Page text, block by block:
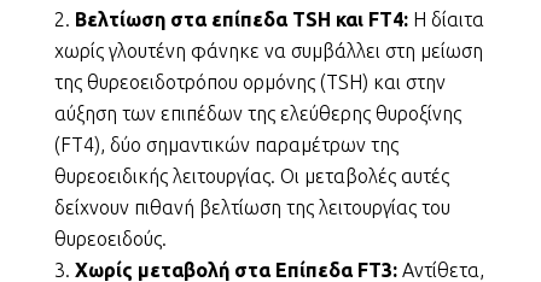
Βελτίωση στα επίπεδα TSH και FT4: Η δίαιτα
χωρίς γλουτένη φάνηκε να συμβάλλει στη μείωση
της θυρεοειδοτρόπου ορμόνης (TSH) και στην
αύξηση των επιπέδων της ελεύθερης θυροξίνης
(FT4), δύο σημαντικών παραμέτρων της
θυρεοειδικής λειτουργίας. Οι μεταβολές αυτές
δείχνουν πιθανή βελτίωση της λειτουργίας του
θυρεοειδούς.
Χωρίς μεταβολή στα Επίπεδα FT3: Αντίθετα,